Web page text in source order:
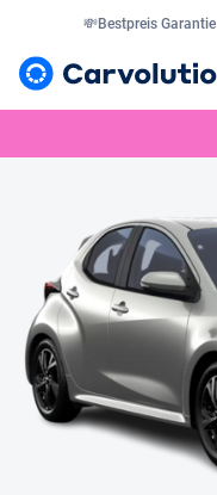
💸Bestpreis Garantie